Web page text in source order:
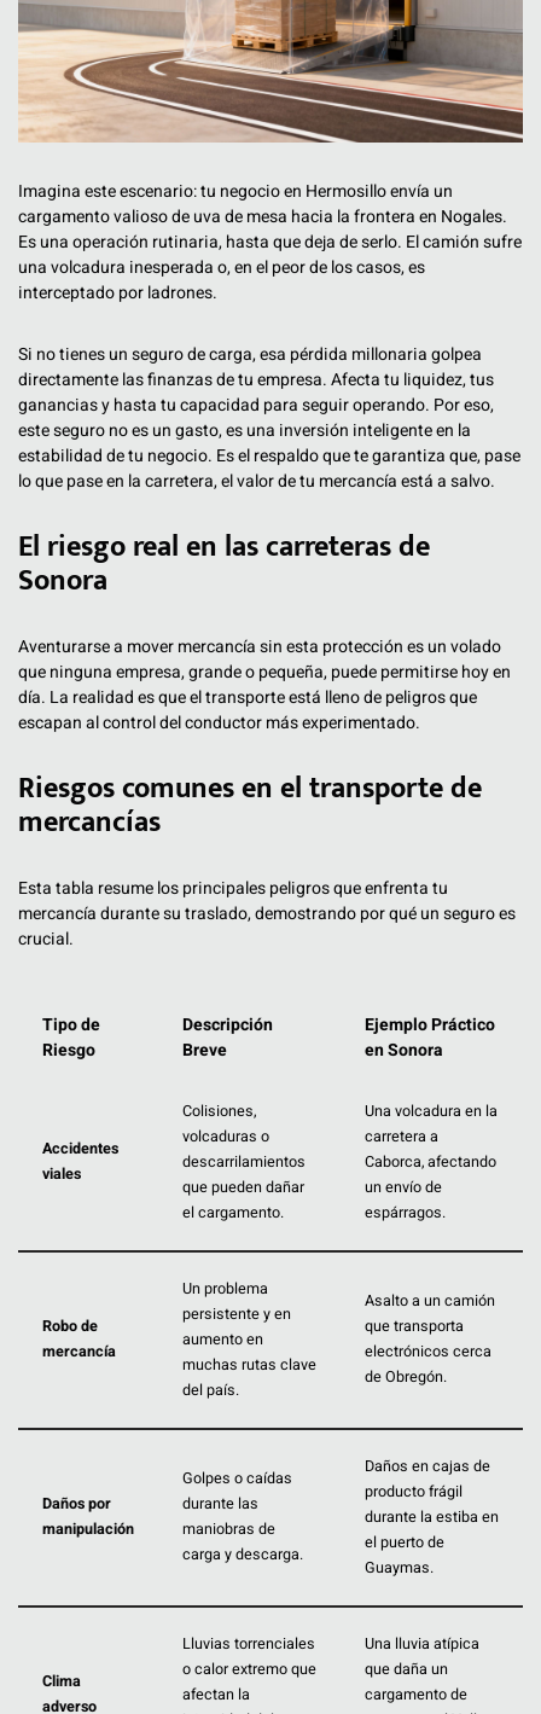
Imagina este escenario: tu negocio en Hermosillo envía un
cargamento valioso de uva de mesa hacia la frontera en Nogales.
Es una operación rutinaria, hasta que deja de serlo. El camión sufre
una volcadura inesperada o, en el peor de los casos, es
interceptado por ladrones.
Si no tienes un seguro de carga, esa pérdida millonaria golpea
directamente las finanzas de tu empresa. Afecta tu liquidez, tus
ganancias y hasta tu capacidad para seguir operando. Por eso,
este seguro no es un gasto, es una inversión inteligente en la
estabilidad de tu negocio. Es el respaldo que te garantiza que, pase
lo que pase en la carretera, el valor de tu mercancía está a salvo.
El riesgo real en las carreteras de
Sonora
Aventurarse a mover mercancía sin esta protección es un volado
que ninguna empresa, grande o pequeña, puede permitirse hoy en
día. La realidad es que el transporte está lleno de peligros que
escapan al control del conductor más experimentado.
Riesgos comunes en el transporte de
mercancías
Esta tabla resume los principales peligros que enfrenta tu
mercancía durante su traslado, demostrando por qué un seguro es
crucial.
Tipo de
Riesgo
Descripción
Breve
Ejemplo Práctico
en Sonora
Accidentes
viales
Colisiones,
volcaduras o
descarrilamientos
que pueden dañar
el cargamento.
Una volcadura en la
carretera a
Caborca, afectando
un envío de
espárragos.
Robo de
mercancía
Un problema
persistente y en
aumento en
muchas rutas clave
del país.
Asalto a un camión
que transporta
electrónicos cerca
de Obregón.
Daños por
manipulación
Golpes o caídas
durante las
maniobras de
carga y descarga.
Daños en cajas de
producto frágil
durante la estiba en
el puerto de
Guaymas.
Clima
adverso
Lluvias torrenciales
o calor extremo que
afectan la
Una lluvia atípica
que daña un
cargamento de